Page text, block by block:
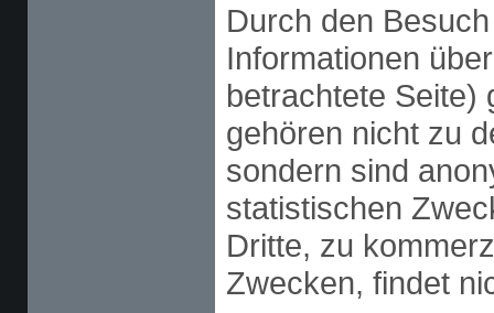
Durch den
Informationen
betrachtete Seite)
gehören nicht zu
sondern sind
statistischen
Dritte, zu
Zwecken, findet